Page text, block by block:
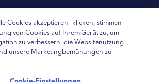
trademark of Baxalta Incorporated.
Cookies akzeptieren“ klicken, stimmen
von Cookies auf Ihrem Gerät zu, um
zu verbessern, die Websitenutzung
unsere Marketingbemühungen zu